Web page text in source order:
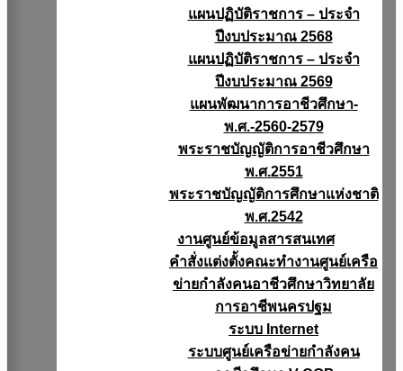
แผนปฏิบัติราชการ – ประจำ
ปีงบประมาณ 2568
แผนปฏิบัติราชการ – ประจำ
ปีงบประมาณ 2569
แผนพัฒนาการอาชีวศึกษา-
พ.ศ.-2560-2579
พระราชบัญญัติการอาชีวศึกษา
พ.ศ.2551
พระราชบัญญัติการศึกษาแห่งชาติ
พ.ศ.2542
งานศูนย์ข้อมูลสารสนเทศ
คำสั่งแต่งตั้งคณะทำงานศูนย์เครือ
ข่ายกำลังคนอาชีวศึกษาวิทยาลัย
การอาชีพนครปฐม
ระบบ Internet
ระบบศูนย์เครือข่ายกำลังคน